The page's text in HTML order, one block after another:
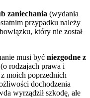
zaniechania (wydania
przypadku należy
który nie został
musi być niezgodne z
rodzajach prawa i
moich poprzednich
dochodzenia
wyrządził szkodę, ale